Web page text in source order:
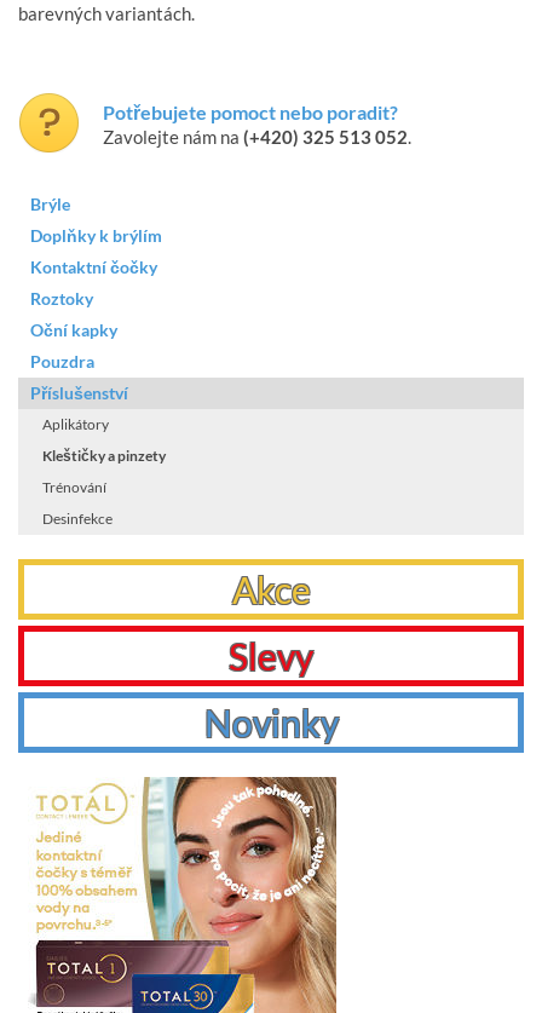
barevných variantách.
Potřebujete pomoct nebo poradit?
Zavolejte nám na (+420) 325 513 052.
Brýle
Doplňky k brýlím
Kontaktní čočky
Roztoky
Oční kapky
Pouzdra
Příslušenství
Aplikátory
Kleštičky a pinzety
Trénování
Desinfekce
Akce
Slevy
Novinky